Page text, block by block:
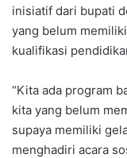
inisiatif dari bupati
yang belum
kualifikasi
“Kita ada program
kita yang belum
supaya memiliki
menghadiri acara